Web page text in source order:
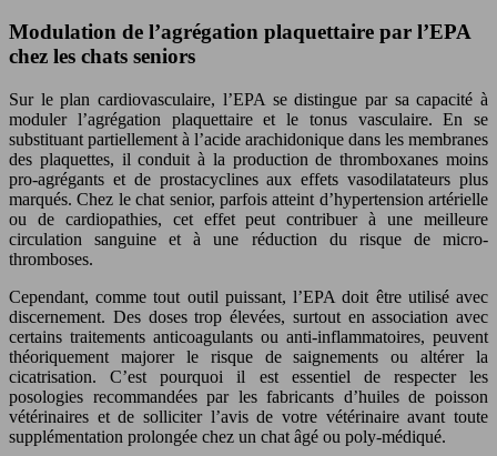
Modulation de l’agrégation plaquettaire par l’EPA
chez les chats seniors
Sur le plan cardiovasculaire, l’EPA se distingue par sa capacité à
moduler l’agrégation plaquettaire et le tonus vasculaire. En se
substituant partiellement à l’acide arachidonique dans les membranes
des plaquettes, il conduit à la production de thromboxanes moins
pro-agrégants et de prostacyclines aux effets vasodilatateurs plus
marqués. Chez le chat senior, parfois atteint d’hypertension artérielle
ou de cardiopathies, cet effet peut contribuer à une meilleure
circulation sanguine et à une réduction du risque de micro-
thromboses.
Cependant, comme tout outil puissant, l’EPA doit être utilisé avec
discernement. Des doses trop élevées, surtout en association avec
certains traitements anticoagulants ou anti-inflammatoires, peuvent
théoriquement majorer le risque de saignements ou altérer la
cicatrisation. C’est pourquoi il est essentiel de respecter les
posologies recommandées par les fabricants d’huiles de poisson
vétérinaires et de solliciter l’avis de votre vétérinaire avant toute
supplémentation prolongée chez un chat âgé ou poly-médiqué.